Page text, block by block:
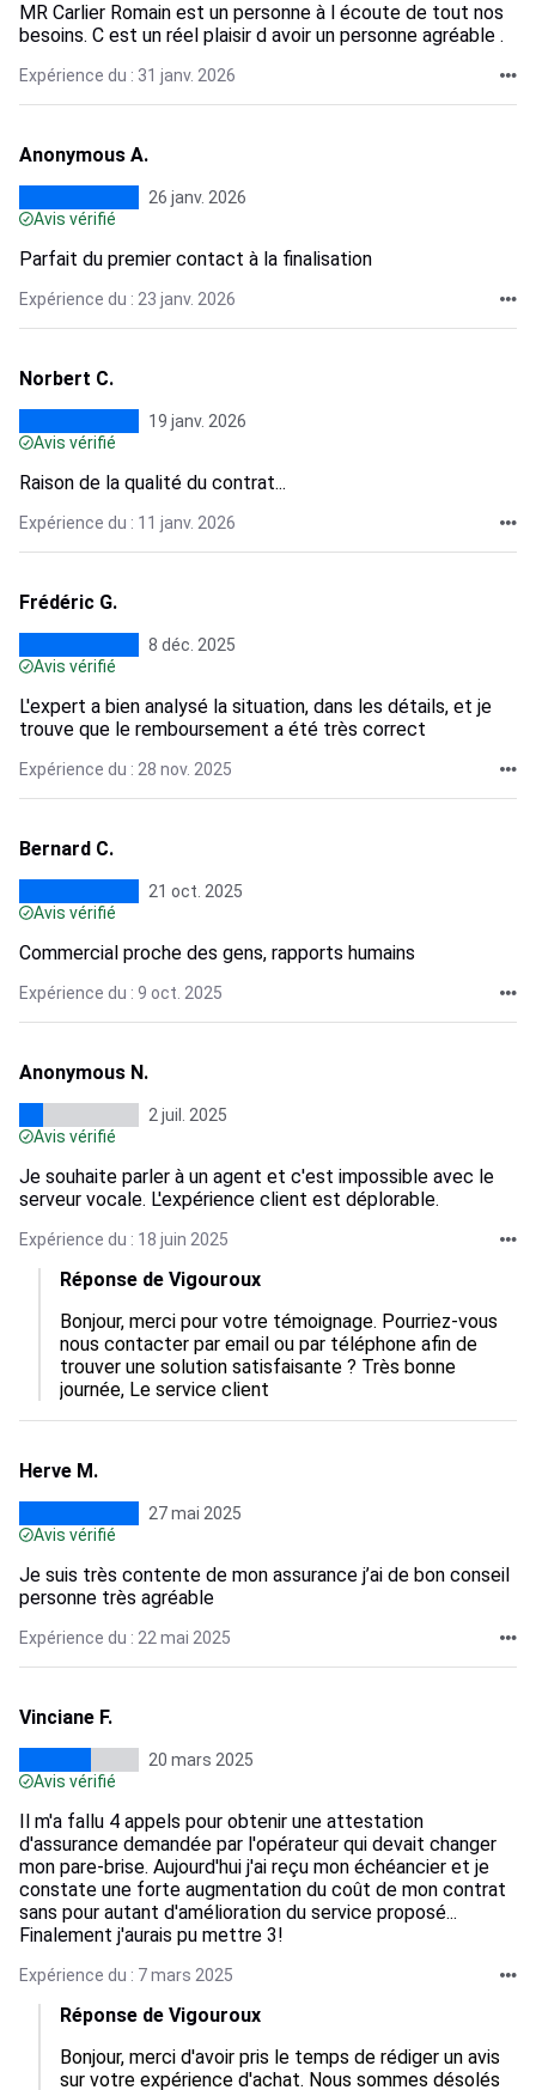
MR Carlier Romain est un personne à l écoute de tout nos
besoins. C est un réel plaisir d avoir un personne agréable .
Expérience du : 31 janv. 2026
Anonymous A.
26 janv. 2026
Avis vérifié
Parfait du premier contact à la finalisation
Expérience du : 23 janv. 2026
Norbert C.
19 janv. 2026
Avis vérifié
Raison de la qualité du contrat...
Expérience du : 11 janv. 2026
Frédéric G.
8 déc. 2025
Avis vérifié
L'expert a bien analysé la situation, dans les détails, et je
trouve que le remboursement a été très correct
Expérience du : 28 nov. 2025
Bernard C.
21 oct. 2025
Avis vérifié
Commercial proche des gens, rapports humains
Expérience du : 9 oct. 2025
Anonymous N.
2 juil. 2025
Avis vérifié
Je souhaite parler à un agent et c'est impossible avec le
serveur vocale. L'expérience client est déplorable.
Expérience du : 18 juin 2025
Réponse de Vigouroux
Bonjour, merci pour votre témoignage. Pourriez-vous
nous contacter par email ou par téléphone afin de
trouver une solution satisfaisante ? Très bonne
journée, Le service client
Herve M.
27 mai 2025
Avis vérifié
Je suis très contente de mon assurance j’ai de bon conseil
personne très agréable
Expérience du : 22 mai 2025
Vinciane F.
20 mars 2025
Avis vérifié
Il m'a fallu 4 appels pour obtenir une attestation
d'assurance demandée par l'opérateur qui devait changer
mon pare-brise. Aujourd'hui j'ai reçu mon échéancier et je
constate une forte augmentation du coût de mon contrat
sans pour autant d'amélioration du service proposé...
Finalement j'aurais pu mettre 3!
Expérience du : 7 mars 2025
Réponse de Vigouroux
Bonjour, merci d'avoir pris le temps de rédiger un avis
sur votre expérience d'achat. Nous sommes désolés